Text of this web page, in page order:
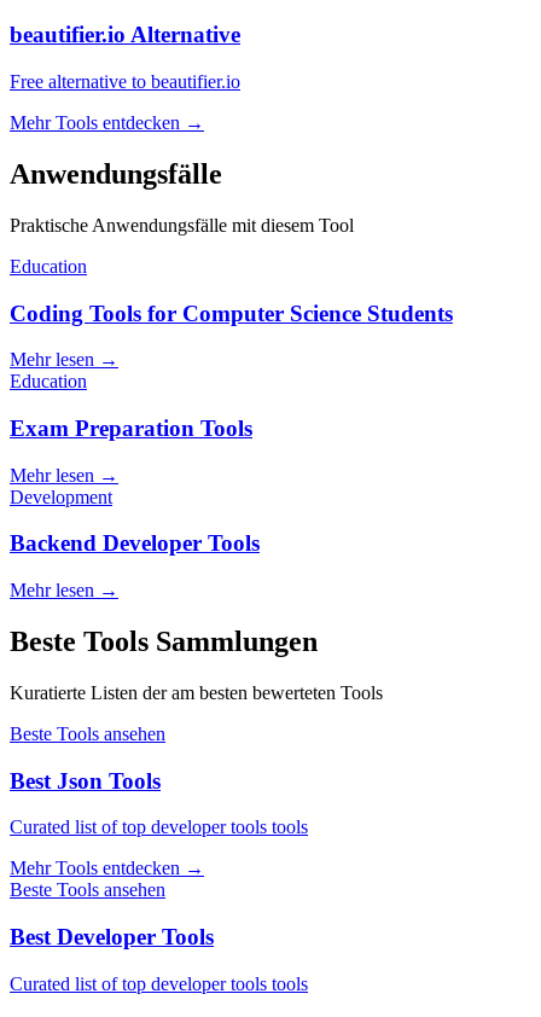
beautifier.io Alternative
Free alternative to beautifier.io
Mehr Tools entdecken →
Anwendungsfälle
Praktische Anwendungsfälle mit diesem Tool
Education
Coding Tools for Computer Science Students
Mehr lesen →
Education
Exam Preparation Tools
Mehr lesen →
Development
Backend Developer Tools
Mehr lesen →
Beste Tools Sammlungen
Kuratierte Listen der am besten bewerteten Tools
Beste Tools ansehen
Best Json Tools
Curated list of top developer tools tools
Mehr Tools entdecken →
Beste Tools ansehen
Best Developer Tools
Curated list of top developer tools tools